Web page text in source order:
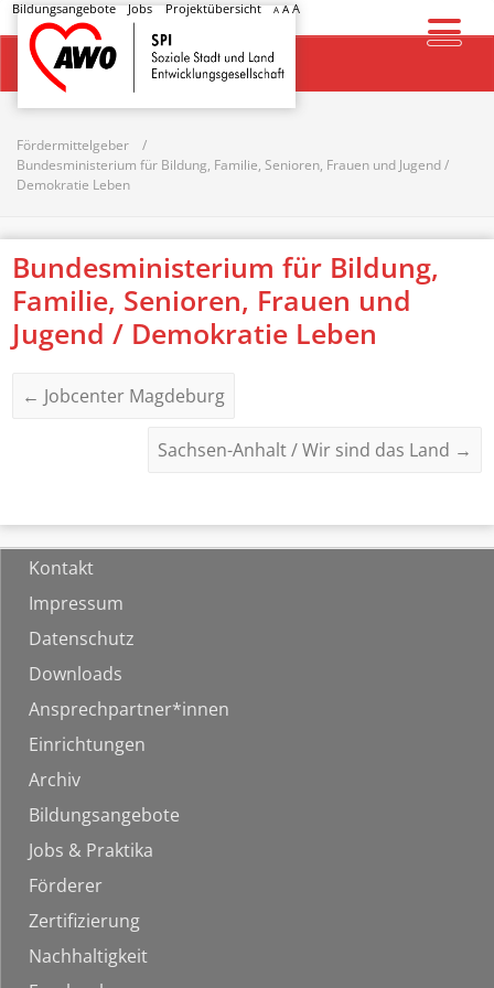
Bildungsangebote Jobs Projektübersicht A AA
Startseite
Fördermittelgeber
Bundesministerium für Bildung, Familie, Senioren, Frauen und Jugend /
Demokratie Leben
Bundesministerium für Bildung,
Familie, Senioren, Frauen und
Jugend / Demokratie Leben
← Jobcenter Magdeburg
Sachsen-Anhalt / Wir sind das Land →
Kontakt
Impressum
Datenschutz
Downloads
Ansprechpartner*innen
Einrichtungen
Archiv
Bildungsangebote
Jobs & Praktika
Förderer
Zertifizierung
Nachhaltigkeit